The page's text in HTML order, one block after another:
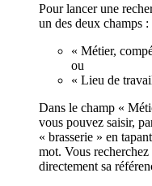
Pour lancer une
un des deux champs :
« Métier,
ou
« Lieu de
Dans le champ «
vous pouvez saisir,
« brasserie » en
mot. Vous
directement sa